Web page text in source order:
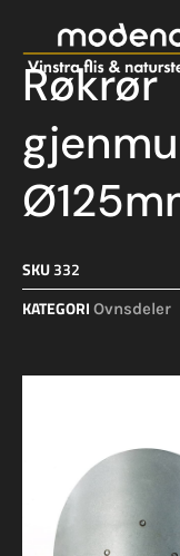
Røkrør
SKU332
KATEGORI Ovnsdeler